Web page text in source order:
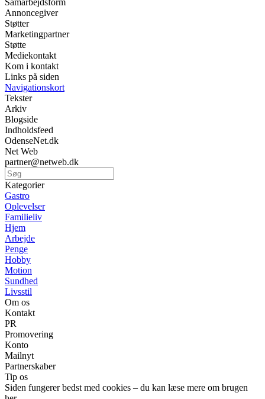
Samarbejdsform
Annoncegiver
Støtter
Marketingpartner
Støtte
Mediekontakt
Kom i kontakt
Links på siden
Navigationskort
Tekster
Arkiv
Blogside
Indholdsfeed
OdenseNet.dk
Net Web
partner@netweb.dk
Kategorier
Gastro
Oplevelser
Familieliv
Hjem
Arbejde
Penge
Hobby
Motion
Sundhed
Livsstil
Om os
Kontakt
PR
Promovering
Konto
Mailnyt
Partnerskaber
Tip os
Siden fungerer bedst med cookies – du kan læse mere om brugen